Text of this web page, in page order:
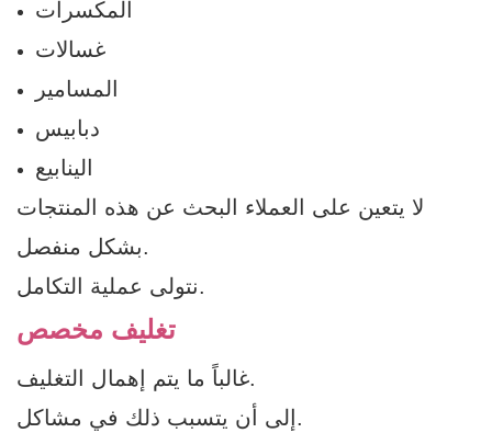
المكسرات
غسالات
المسامير
دبابيس
الينابيع
لا يتعين على العملاء البحث عن هذه المنتجات
بشكل منفصل.
نتولى عملية التكامل.
تغليف مخصص
غالباً ما يتم إهمال التغليف.
إلى أن يتسبب ذلك في مشاكل.